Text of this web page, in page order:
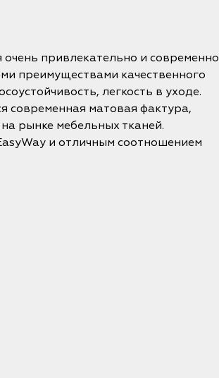
привлекательно и современно
преимуществами качественного
легкость в уходе.
современная матовая фактура,
рынке мебельных тканей.
и отличным соотношением